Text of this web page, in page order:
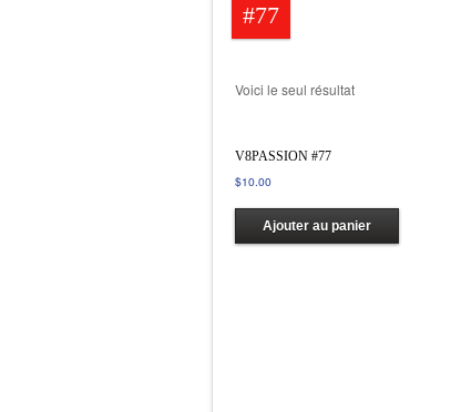
#77
Voici le seul résultat
V8PASSION #77
$10.00
Ajouter au panier